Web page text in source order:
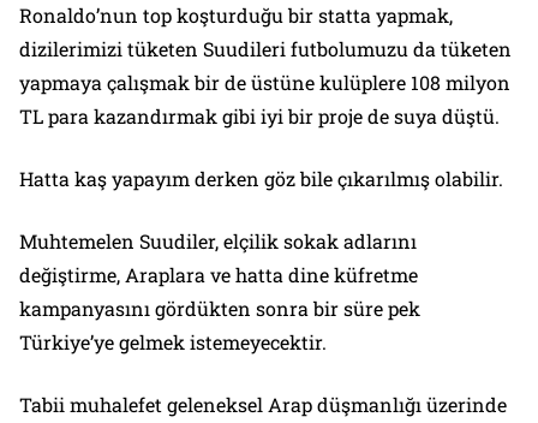
Ronaldo’nun top koşturduğu bir statta yapmak,
dizilerimizi tüketen Suudileri futbolumuzu da tüketen
yapmaya çalışmak bir de üstüne kulüplere 108 milyon
TL para kazandırmak gibi iyi bir proje de suya düştü.
Hatta kaş yapayım derken göz bile çıkarılmış olabilir.
Muhtemelen Suudiler, elçilik sokak adlarını
değiştirme, Araplara ve hatta dine küfretme
kampanyasını gördükten sonra bir süre pek
Türkiye’ye gelmek istemeyecektir.
Tabii muhalefet geleneksel Arap düşmanlığı üzerinde